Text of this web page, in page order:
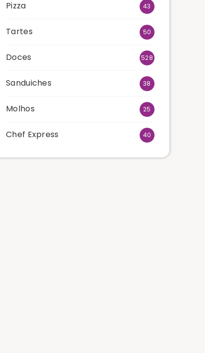
Pizza 43
Tartes 50
Doces 528
Sanduiches 38
Molhos 25
Chef Express 40